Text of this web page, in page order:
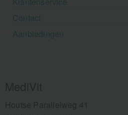
Contact
Aanbiedingen